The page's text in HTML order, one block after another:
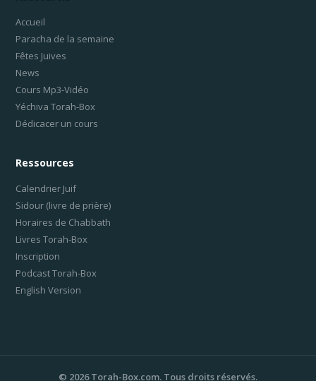
Accueil
Paracha de la semaine
Fêtes Juives
News
Cours Mp3-Vidéo
Yéchiva Torah-Box
Dédicacer un cours
Ressources
Calendrier Juif
Sidour (livre de prière)
Horaires de Chabbath
Livres Torah-Box
Inscription
Podcast Torah-Box
English Version
© 2026Torah-Box.com. Tous droits réservés.